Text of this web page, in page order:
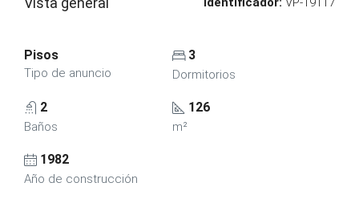
Pisos
Tipo de anuncio
3
Dormitorios
2
Baños
126
m²
1982
Año de construcción